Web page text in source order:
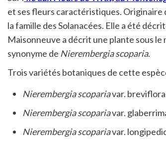
et ses fleurs caractéristiques. Originaire
la famille des Solanacées. Elle a été
Maisonneuve a décrit une plante sous le
synonyme de Nierembergia scoparia.
Trois variétés botaniques de cette
Nierembergia scopariavar.
Nierembergia scopariavar.
Nierembergia scopariavar.